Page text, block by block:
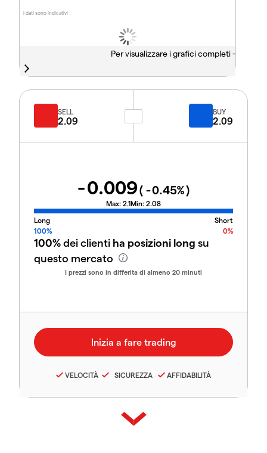
I dati sono indicativi
Per visualizzare i grafici completi -
SELL
2.09
BUY
2.09
-0.009( -0.45%)
Max: 2.1Min: 2.08
Long
Short
100%
0%
100%dei clienti ha posizioni long su
questo mercato
I prezzi sono in differita di almeno 20 minuti
VELOCITÀ SICUREZZA AFFIDABILITÀ